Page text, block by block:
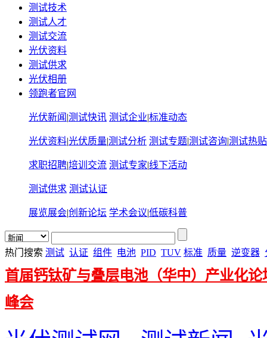
测试技术
测试人才
测试交流
光伏资料
测试供求
光伏相册
领跑者官网
光伏新闻 |测试快讯 测试企业|标准动态
光伏资料|光伏质量|测试分析 测试专题|测试咨询|测试热贴
求职招聘|培训交流 测试专家|线下活动
测试供求 测试认证
展览展会|创新论坛 学术会议|低碳科普
热门搜索 测试 认证 组件 电池 PID TUV 标准 质量 逆变器
首届钙钛矿与叠层电池（华中）产业化论
峰会